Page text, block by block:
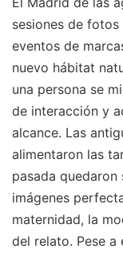
sesiones de
eventos de
nuevo hábitat
una persona se
de interacción y
alcance. Las
alimentaron las
pasada
imágenes
maternidad, la
del relato. Pese a